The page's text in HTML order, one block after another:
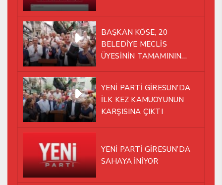
BAŞKAN KÖSE, 20
BELEDİYE MECLİS
ÜYESİNİN TAMAMININ
YÜRÜMEYE KARAR VERDİK
YENİ PARTİ GİRESUN’DA
İLK KEZ KAMUOYUNUN
KARŞISINA ÇIKTI
YENİ PARTİ GİRESUN’DA
SAHAYA İNİYOR